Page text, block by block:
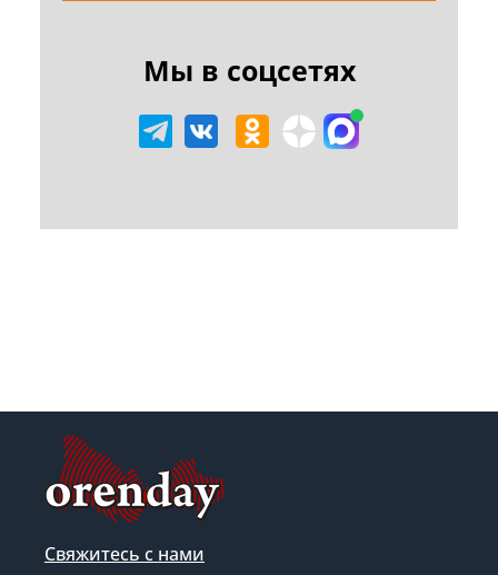
Мы в соцсетях
Свяжитесь с нами